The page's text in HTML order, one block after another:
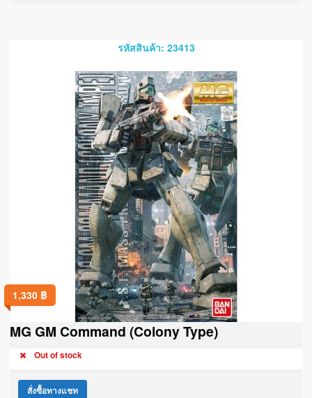
รหัสสินค้า: 23413
1,330 ฿
MG GM Command (Colony Type)
Out of stock
สั่งซื้อทางแชท